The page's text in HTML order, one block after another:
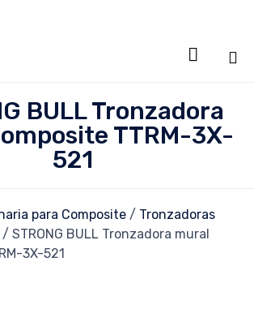

BULL Tronzadora
TTRM-3X-
521
para Composite / Tronzadoras
/ STRONG BULL Tronzadora mural
3X-521